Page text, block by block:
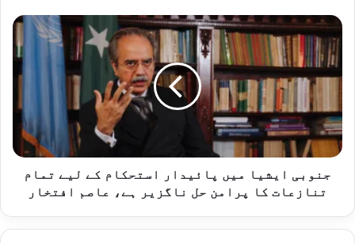
جنوبی
ایشیا
میں
پائیدار
استحکام
لیے
تمام
تنازعات
پرامن
جنوبی ایشیا میں پائیدار استحکام کے لیے تمام
تنازعات کا پرامن حل ناگزیر ہے، عاصم افتخار